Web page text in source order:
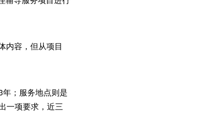
内容，但从项目
；服务地点则是
一项要求，近三